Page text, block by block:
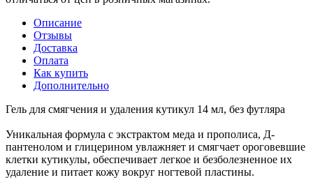
Описание
Отзывы
Доставка
Оплата
Как купить
Дополнительно
Гель для смягчения и удаления кутикул 14 мл, без футляра
Уникальная формула с экстрактом меда и прополиса, Д-
пантенолом и глицерином увлажняет и смягчает ороговевшие
клетки кутикулы, обеспечивает легкое и безболезненное их
удаление и питает кожу вокруг ногтевой пластины.